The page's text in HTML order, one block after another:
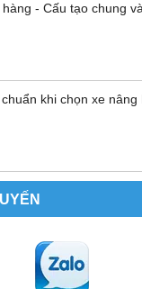
- Cấu tạo chung
khi chọn xe nâng